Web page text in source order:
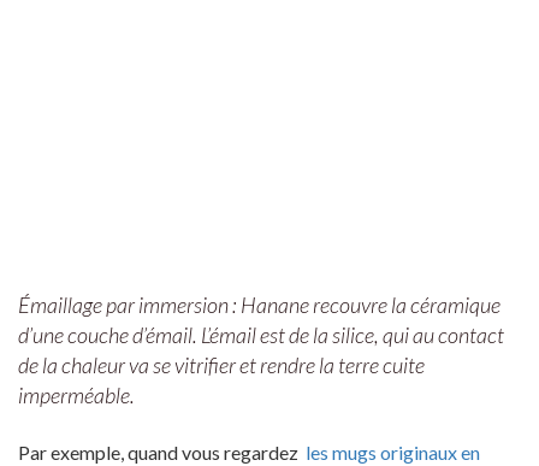
Émaillage par immersion : Hanane recouvre la céramique
d’une couche d’émail. L’émail est de la silice, qui au contact
de la chaleur va se vitrifier et rendre la terre cuite
imperméable.
Par exemple, quand vous regardez les mugs originaux en